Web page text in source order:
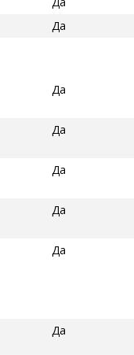
Да
Да
Да
Да
Да
Да
Да